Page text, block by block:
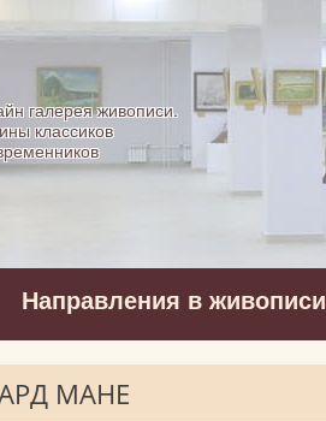
- картинная галерея
галерея живописи.
классиков
Направления в живописи
МАНЕ